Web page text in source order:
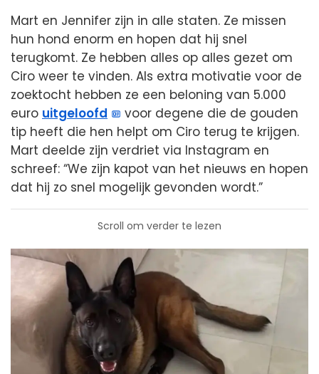
Mart en Jennifer zijn in alle staten. Ze missen
hun hond enorm en hopen dat hij snel
terugkomt. Ze hebben alles op alles gezet om
Ciro weer te vinden. Als extra motivatie voor de
zoektocht hebben ze een beloning van 5.000
euro uitgeloofd
voor degene die de gouden
tip heeft die hen helpt om Ciro terug te krijgen.
Mart deelde zijn verdriet via Instagram en
schreef: “We zijn kapot van het nieuws en hopen
dat hij zo snel mogelijk gevonden wordt.”
Scroll om verder te lezen